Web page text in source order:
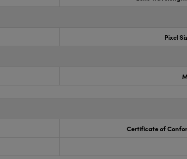
Pixel
Certificate of